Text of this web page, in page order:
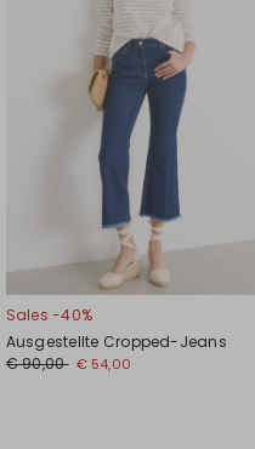
Sales -40%
Ausgestellte Cropped-Jeans
€ 90,00 € 54,00